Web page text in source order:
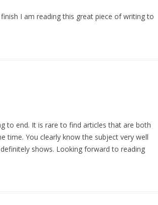
I am reading this great piece of writing to
to end. It is rare to find articles that are both
time. You clearly know the subject very well
shows. Looking forward to reading